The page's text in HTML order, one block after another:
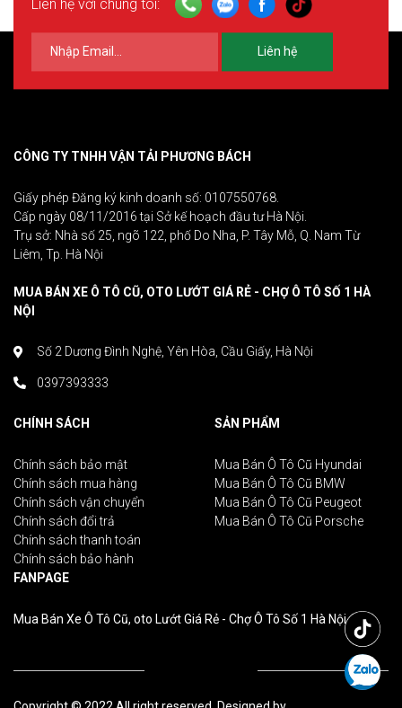
Liên hệ với chúng tôi:
Liên hệ
CÔNG TY TNHH VẬN TẢI PHƯƠNG BÁCH
Giấy phép Đăng ký kinh doanh số: 0107550768.
Cấp ngày 08/11/2016 tại Sở kế hoạch đầu tư Hà Nội.
Trụ sở: Nhà số 25, ngõ 122, phố Do Nha, P. Tây Mỗ, Q. Nam Từ
Liêm, Tp. Hà Nội
MUA BÁN XE Ô TÔ CŨ, OTO LƯỚT GIÁ RẺ - CHỢ Ô TÔ SỐ 1 HÀ
NỘI
Số 2 Dương Đình Nghệ, Yên Hòa, Cầu Giấy, Hà Nội
0397393333
CHÍNH SÁCH
Chính sách bảo mật
Chính sách mua hàng
Chính sách vận chuyển
Chính sách đổi trả
Chính sách thanh toán
Chính sách bảo hành
SẢN PHẨM
Mua Bán Ô Tô Cũ Hyundai
Mua Bán Ô Tô Cũ BMW
Mua Bán Ô Tô Cũ Peugeot
Mua Bán Ô Tô Cũ Porsche
FANPAGE
Mua Bán Xe Ô Tô Cũ, oto Lướt Giá Rẻ - Chợ Ô Tô Số 1 Hà Nội